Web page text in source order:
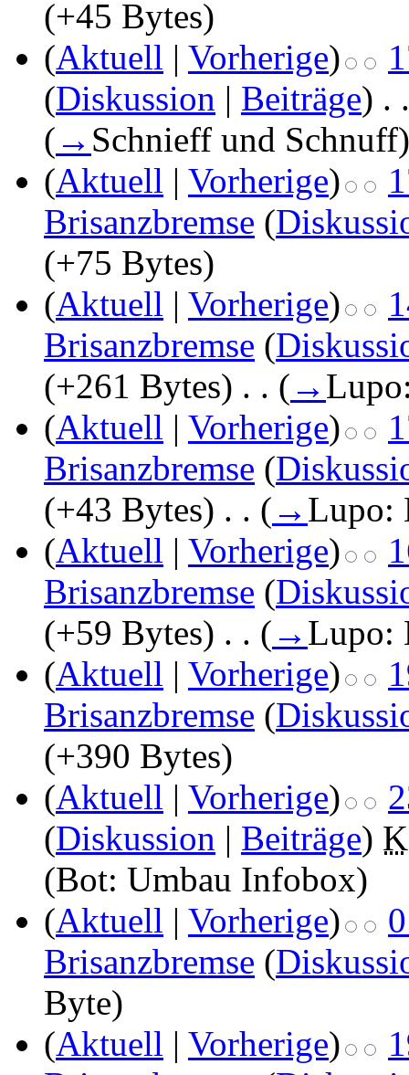
(+45 Bytes)
(Aktuell | Vorherige)
(Diskussion | Beiträge) . .
( → Schnieff und Schnuff)
(Aktuell | Vorherige)
Brisanzbremse (
(+75 Bytes)
(Aktuell | Vorherige)
Brisanzbremse (
(+261 Bytes) . . ( →
(Aktuell | Vorherige)
Brisanzbremse (
(+43 Bytes) . . ( → Lupo:
(Aktuell | Vorherige)
Brisanzbremse (
(+59 Bytes) . . ( → Lupo:
(Aktuell | Vorherige)
Brisanzbremse (
(+390 Bytes)
(Aktuell | Vorherige)
(Diskussion | Beiträge) K
(Bot: Umbau Infobox)
(Aktuell | Vorherige)
Brisanzbremse (
Byte)
(Aktuell | Vorherige)